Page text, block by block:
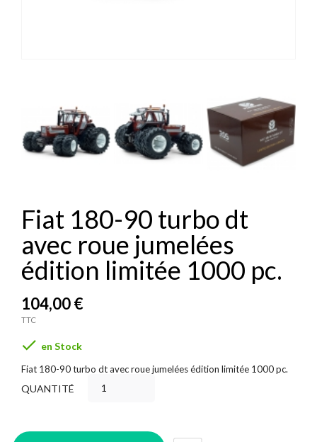
Fiat 180-90 turbo dt
avec roue jumelées
édition limitée 1000 pc.
104,00 €
TTC
 en Stock
Fiat 180-90 turbo dt avec roue jumelées édition limitée 1000 pc.
QUANTITÉ